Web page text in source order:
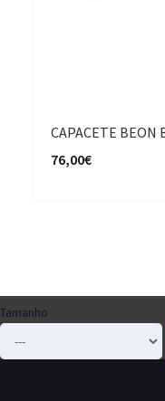
CAPACETE BEON
76,00€
Tamanho